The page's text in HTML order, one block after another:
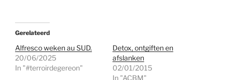
Gerelateerd
Alfresco weken au SUD.
20/06/2025
In "#terroirdegereon"
Detox, ontgiften en
afslanken
02/01/2015
In "ACBM"